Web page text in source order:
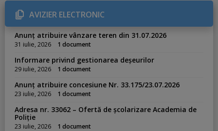
r
i
e
s
AVIZIER ELECTRONIC
Anunț atribuire vânzare teren din 31.07.2026
31 iulie, 2026 1 document
Informare privind gestionarea deșeurilor
29 iulie, 2026 1 document
Anunț atribuire concesiune Nr. 33.175/23.07.2026
23 iulie, 2026 1 document
Adresa nr. 33062 – Ofertă de școlarizare Academia de
Poliție
23 iulie, 2026 1 document